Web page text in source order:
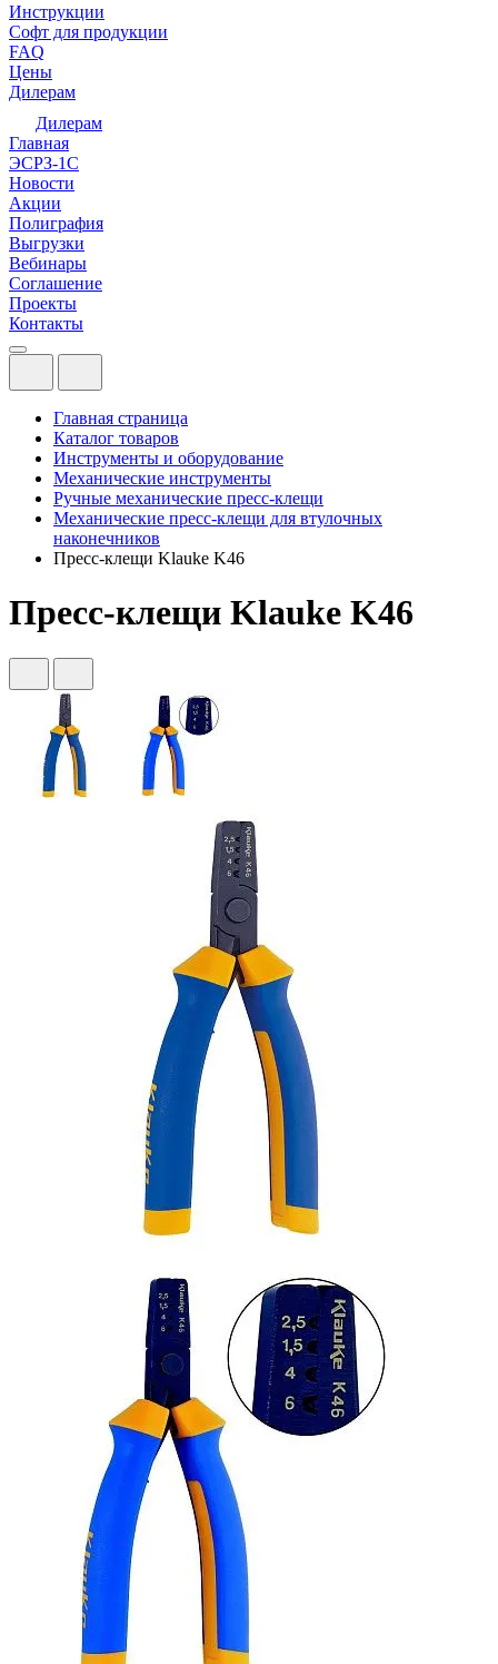
Инструкции
Софт для продукции
FAQ
Цены
Дилерам
Дилерам
Главная
ЭСРЗ-1С
Новости
Акции
Полиграфия
Выгрузки
Вебинары
Соглашение
Проекты
Контакты
Главная страница
Каталог товаров
Инструменты и оборудование
Механические инструменты
Ручные механические пресс-клещи
Механические пресс-клещи для втулочных
наконечников
Пресс-клещи Klauke K46
Пресс-клещи Klauke K46